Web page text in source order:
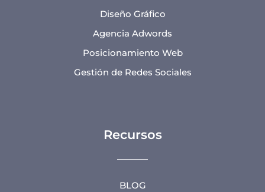
Diseño Gráfico
Agencia Adwords
Posicionamiento Web
Gestión de Redes Sociales
Recursos
BLOG